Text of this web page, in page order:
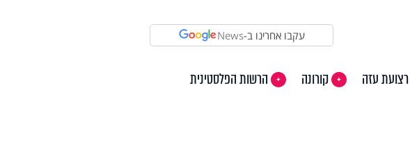
עקבו אחרינו ב-News
רצועת עזה קורונה הרשות הפלסטינית